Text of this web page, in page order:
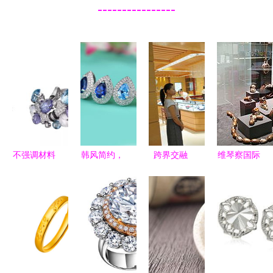
----------------
不强调材料
美学与情感
价值的变革
韩风简约，
微镶嵌多色
宝石耳钉，
点亮日常时
尚
跨界交融
石首饰行业
协会与文具
用品零售的
创新探索
维琴察国际
珠宝零售的
新风向标